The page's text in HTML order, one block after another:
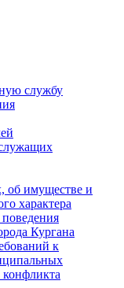
службу
об имуществе и
характера
Кургана
к